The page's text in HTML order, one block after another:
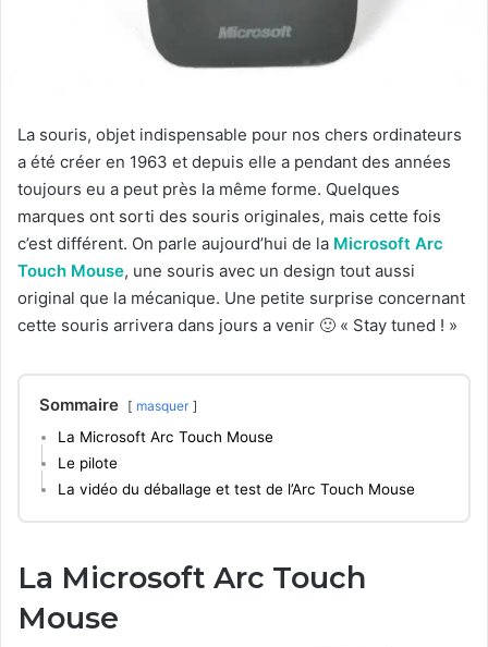
La souris, objet indispensable pour nos chers ordinateurs
a été créer en 1963 et depuis elle a pendant des années
toujours eu a peut près la même forme. Quelques
marques ont sorti des souris originales, mais cette fois
c’est différent. On parle aujourd’hui de la Microsoft Arc
Touch Mouse, une souris avec un design tout aussi
original que la mécanique. Une petite surprise concernant
cette souris arrivera dans jours a venir 🙂 « Stay tuned ! »
Sommaire masquer
La Microsoft Arc Touch Mouse
Le pilote
La vidéo du déballage et test de l’Arc Touch Mouse
La Microsoft Arc Touch
Mouse